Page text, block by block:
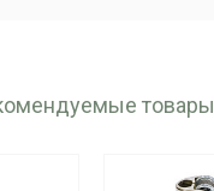
товары